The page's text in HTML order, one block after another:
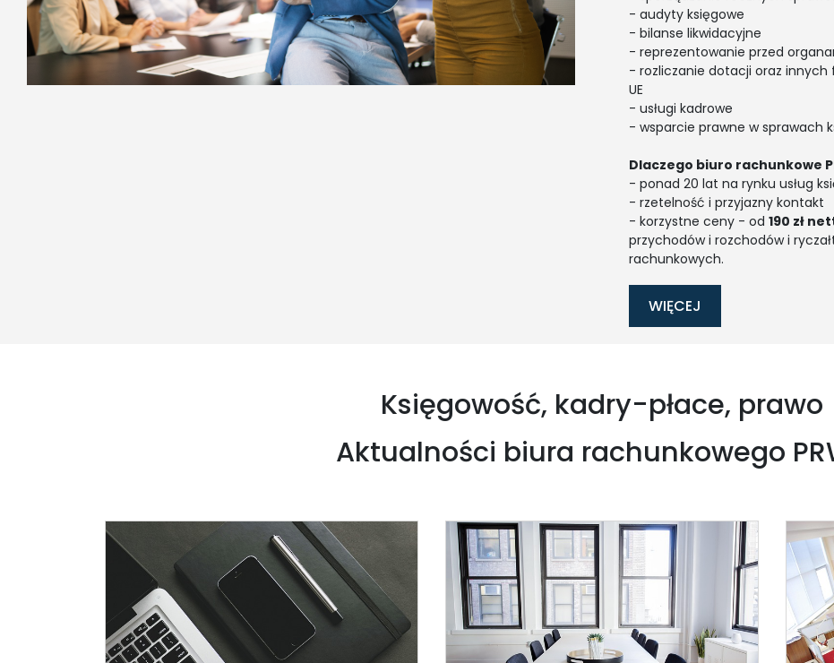
- audyty księgowe
- bilanse likwidacyjne
- reprezentowanie przed
- rozliczanie dotacji oraz innych
UE
- usługi kadrowe
- wsparcie prawne w sprawach
Dlaczego biuro rachunkowe
- ponad 20 lat na rynku usług
- rzetelność i przyjazny kontakt
- korzystne ceny - od 190 zł
przychodów i rozchodów i
rachunkowych.
WIĘCEJ
Księgowość, kadry-płace, prawo
Aktualności biura rachunkowego